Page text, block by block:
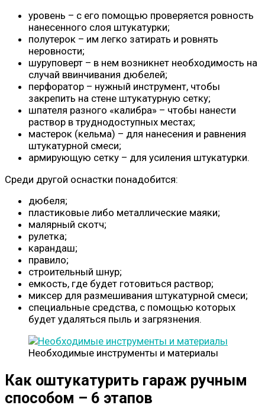
уровень – с его помощью проверяется ровность
нанесенного слоя штукатурки;
полутерок – им легко затирать и ровнять
неровности;
шуруповерт – в нем возникнет необходимость на
случай ввинчивания дюбелей;
перфоратор – нужный инструмент, чтобы
закрепить на стене штукатурную сетку;
шпателя разного «калибра» – чтобы нанести
раствор в труднодоступных местах;
мастерок (кельма) – для нанесения и равнения
штукатурной смеси;
армирующую сетку – для усиления штукатурки.
Среди другой оснастки понадобится:
дюбеля;
пластиковые либо металлические маяки;
малярный скотч;
рулетка;
карандаш;
правило;
строительный шнур;
емкость, где будет готовиться раствор;
миксер для размешивания штукатурной смеси;
специальные средства, с помощью которых
будет удаляться пыль и загрязнения.
Необходимые инструменты и материалы
Как оштукатурить гараж ручным
способом – 6 этапов